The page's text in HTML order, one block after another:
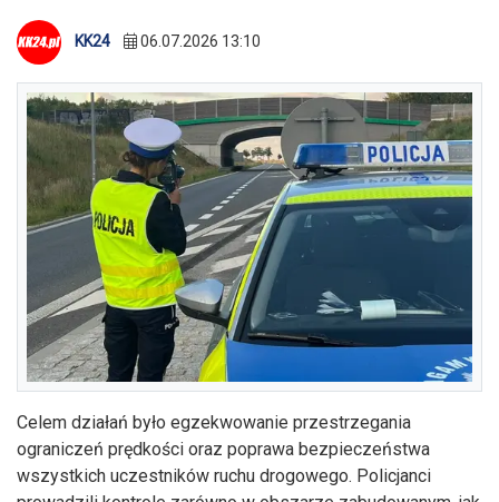
KK24 06.07.2026 13:10
Celem działań było egzekwowanie przestrzegania
ograniczeń prędkości oraz poprawa bezpieczeństwa
wszystkich uczestników ruchu drogowego. Policjanci